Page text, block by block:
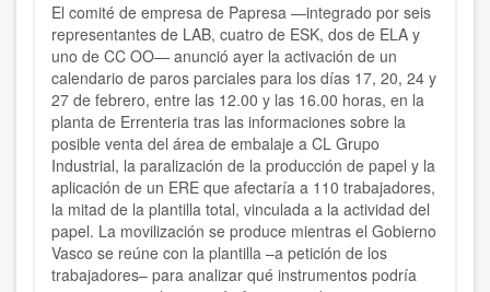
El comité de empresa de Papresa —integrado por seis
representantes de LAB, cuatro de ESK, dos de ELA y
uno de CC OO— anunció ayer la activación de un
calendario de paros parciales para los días 17, 20, 24 y
27 de febrero, entre las 12.00 y las 16.00 horas, en la
planta de Errenteria tras las informaciones sobre la
posible venta del área de embalaje a CL Grupo
Industrial, la paralización de la producción de papel y la
aplicación de un ERE que afectaría a 110 trabajadores,
la mitad de la plantilla total, vinculada a la actividad del
papel. La movilización se produce mientras el Gobierno
Vasco se reúne con la plantilla –a petición de los
trabajadores– para analizar qué instrumentos podría